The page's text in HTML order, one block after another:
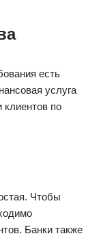
есть
услуга
по
Чтобы
Банки также